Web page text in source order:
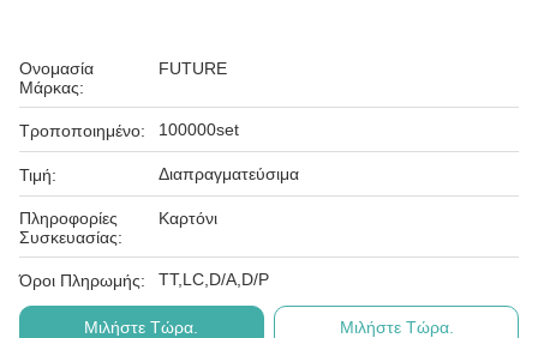
Ονομασία
Μάρκας:
FUTURE
Τροποποιημένο: 100000set
Τιμή: Διαπραγματεύσιμα
Πληροφορίες
Συσκευασίας:
Καρτόνι
Όροι Πληρωμής: ΤΤ,LC,D/A,D/P
Μιλήστε Τώρα. Μιλήστε Τώρα.